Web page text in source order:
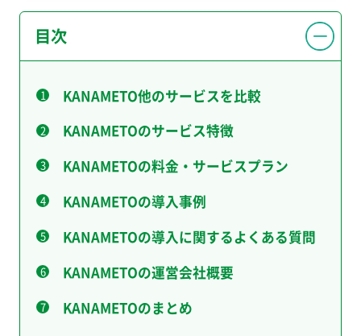
目次
KANAMETO他のサービスを比較
KANAMETOのサービス特徴
KANAMETOの料金・サービスプラン
KANAMETOの導入事例
KANAMETOの導入に関するよくある質問
KANAMETOの運営会社概要
KANAMETOのまとめ